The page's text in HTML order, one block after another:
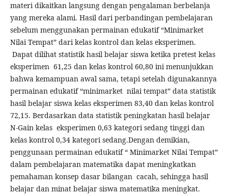
materi dikaitkan langsung dengan pengalaman berbelanja
yang mereka alami. Hasil dari perbandingan pembelajaran
sebelum menggunakan permainan edukatif “Minimarket
Nilai Tempat” dari kelas kontrol dan kelas eksperimen.
Dapat dilihat statistik hasil belajar siswa ketika pretest kelas
eksperimen 61,25 dan kelas kontrol 60,80 ini menunjukkan
bahwa kemampuan awal sama, tetapi setelah digunakannya
permainan edukatif “minimarket nilai tempat” data statistik
hasil belajar siswa kelas eksperimen 83,40 dan kelas kontrol
72,15. Berdasarkan data statistik peningkatan hasil belajar
N-Gain kelas eksperimen 0,63 kategori sedang tinggi dan
kelas kontrol 0,34 kategori sedang.Dengan demikian,
penggunaan permainan edukatif “ Minimarket Nilai Tempat”
dalam pembelajaran matematika dapat meningkatkan
pemahaman konsep dasar bilangan cacah, sehingga hasil
belajar dan minat belajar siswa matematika meningkat.